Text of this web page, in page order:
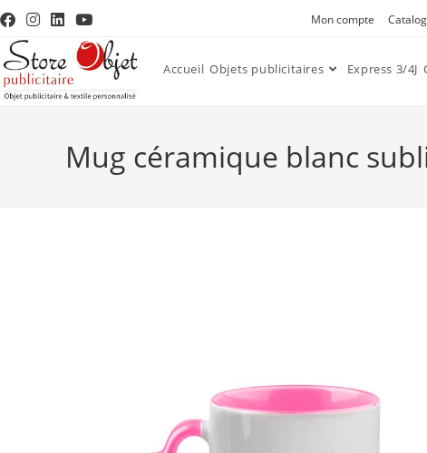
Mon compte
Accueil Objets publicitaires Express 3/4J
Mug céramique blanc